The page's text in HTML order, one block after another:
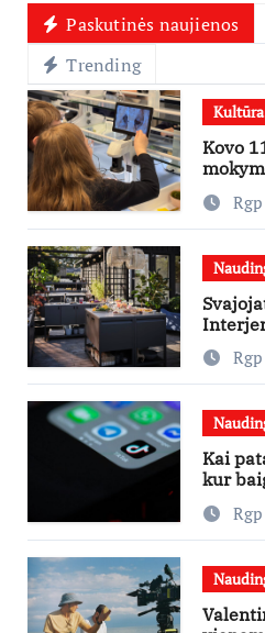
Paskutinės naujienos
Trending
Kultūra
Kovo
nuo ko
Kai
kur